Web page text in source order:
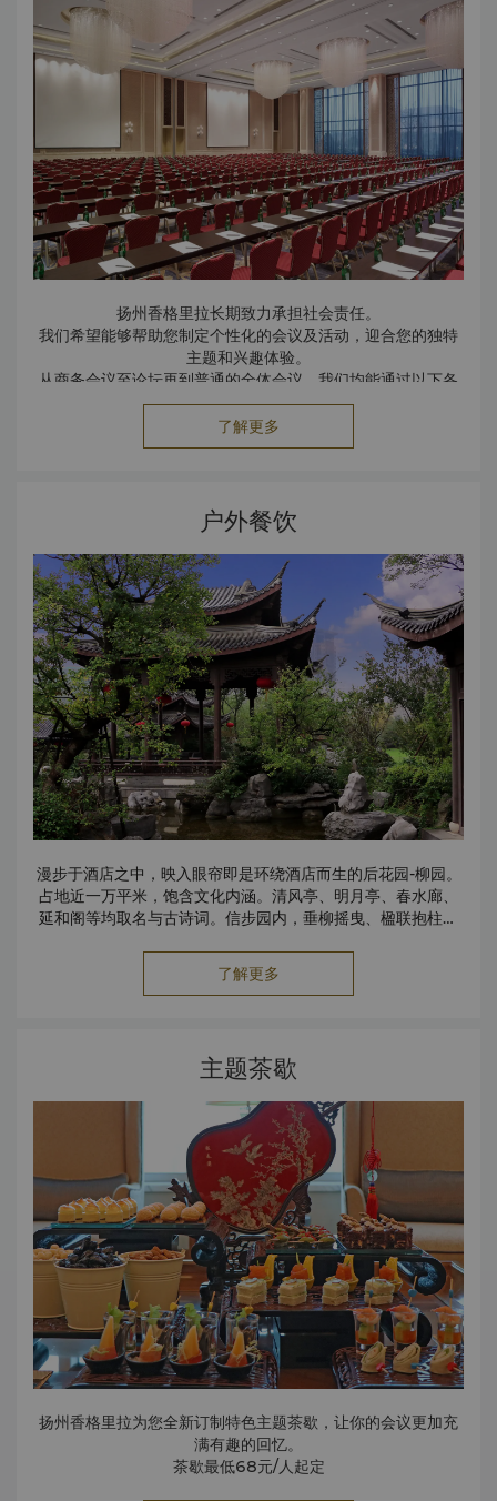
扬州香格里拉长期致力承担社会责任。
我们希望能够帮助您制定个性化的会议及活动，迎合您的独特
主题和兴趣体验。
从商务会议至论坛再到普通的全体会议，我们均能通过以下各
类生态友好活动满足您的工作排程：
· 生态咖啡点心，供应可持续水产品和利用当地食材制作的菜肴
· 扬州历史文化游，感受现代发展和文化遗产的碰撞。丰富您在
events.slyz@shangri-la.com
了解更多
户外餐饮
漫步于酒店之中，映入眼帘即是环绕酒店而生的后花园-柳园。
占地近一万平米，饱含文化内涵。清风亭、明月亭、春水廊、
延和阁等均取名与古诗词。信步园内，垂柳摇曳、楹联抱柱、
美景融为一体。
了解更多
主题茶歇
扬州香格里拉为您全新订制特色主题茶歇，让你的会议更加充
满有趣的回忆。
茶歇最低68元/人起定